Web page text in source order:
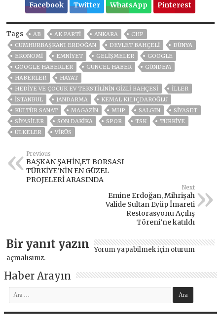
Facebook Twitter WhatsApp Pinterest
Tags AB AK PARTİ ANKARA
CHP
CUMHURBAŞKANI ERDOĞAN
DEVLET BAHÇELİ
DÜNYA
EKONOMİ
EMNİYET GELIŞMELER
GOOGLE
GOOGLE HABERLER
GÜNCEL HABER
GÜNDEM
HABERLER
HAYAT
HEDIYE VE ÇOCUK EV TEKSTILININ GIZLI BAHÇESI
İLLER
ISTANBUL
JANDARMA
KEMAL KILIÇDAROĞLU
KÜLTÜR SANAT
MAGAZİN MHP SALGIN
SİYASET
SİYASİLER
SON DAKIKA SPOR TSK
TÜRKİYE
ÜLKELER
VIRÜS
Previous
BAŞKAN ŞAHİN,ET BORSASI
TÜRKİYE’NİN EN GÜZEL
PROJELERİ ARASINDA
Next
Emine Erdoğan, Mihrişah
Valide Sultan Eyüp İmareti
Restorasyonu Açılış
Töreni’ne katıldı
Bir yanıt yazın Yorum yapabilmek için oturum
açmalısınız.
Haber Arayın